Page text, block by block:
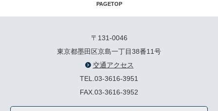
PAGETOP
〒131-0046
東京都墨田区京島一丁目38番11号
交通アクセス
TEL.03-3616-3951
FAX.03-3616-3952